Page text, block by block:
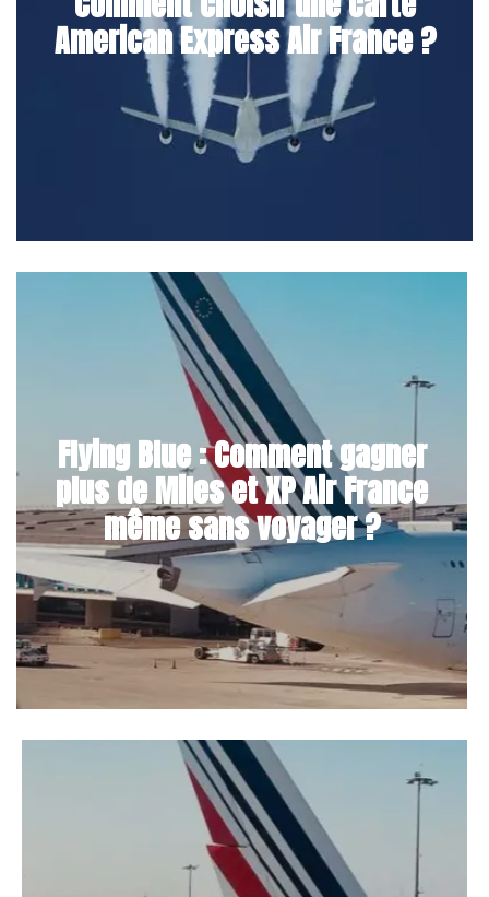
American Express Air France ?
Flying Blue : Comment gagner
plus de Miles et XP Air France
même sans voyager ?